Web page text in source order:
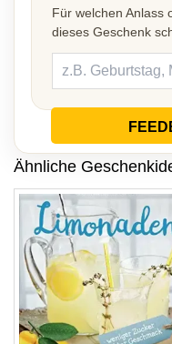
Für welchen Anlass
dieses Geschenk
Ähnliche